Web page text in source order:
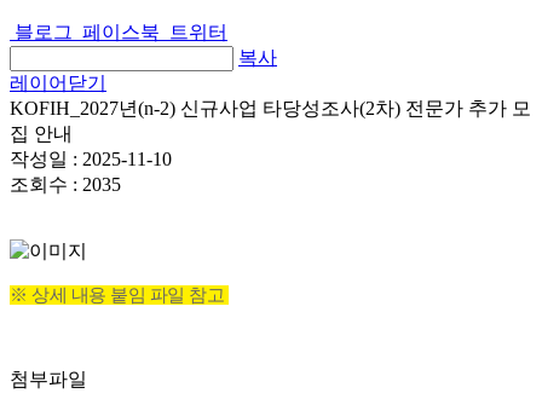
블로그 페이스북
트위터
복사
레이어닫기
KOFIH_2027년(n-2) 신규사업 타당성조사(2차) 전문가 추가 모
집 안내
작성일 : 2025-11-10
조회수 : 2035
※ 상세 내용 붙임 파일 참고
첨부파일